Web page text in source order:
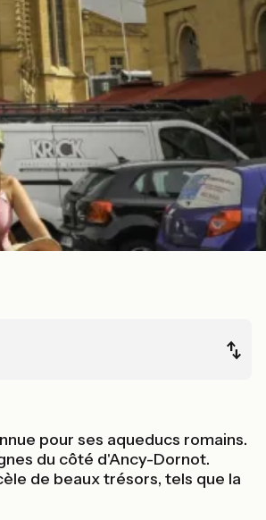
pour ses aqueducs romains.
du côté d'Ancy-Dornot.
de beaux trésors, tels que la